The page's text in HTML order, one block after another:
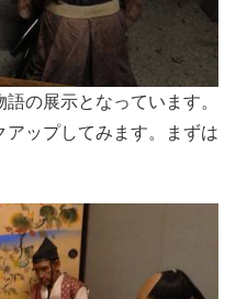
の展示となっています。
ップしてみます。まずは